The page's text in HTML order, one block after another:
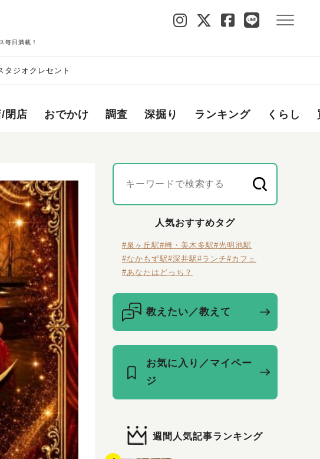
毎日満載！
タジオクレセント
/閉店 おでかけ 調査 深掘り ランキング くらし
人気おすすめタグ
#泉ヶ丘駅#栂・美木多駅#光明池駅
#なかもず駅#深井駅#ランチ#カフェ
#あなたはどっち？
教えたい／教えて
お気に入り／マイペー
ジ
週間人気記事ランキング